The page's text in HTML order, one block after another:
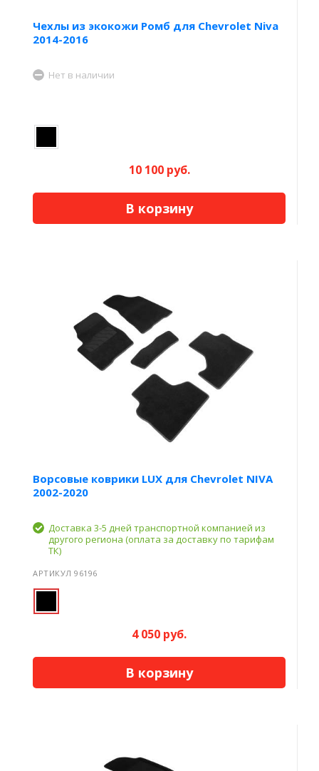
Чехлы из экокожи Ромб для Chevrolet Niva
2014-2016
Нет в наличии
10 100 руб.
В корзину
Ворсовые коврики LUX для Chevrolet NIVA
2002-2020
Доставка 3-5 дней транспортной компанией из
другого региона (оплата за доставку по тарифам
ТК)
АРТИКУЛ 96196
4 050 руб.
В корзину